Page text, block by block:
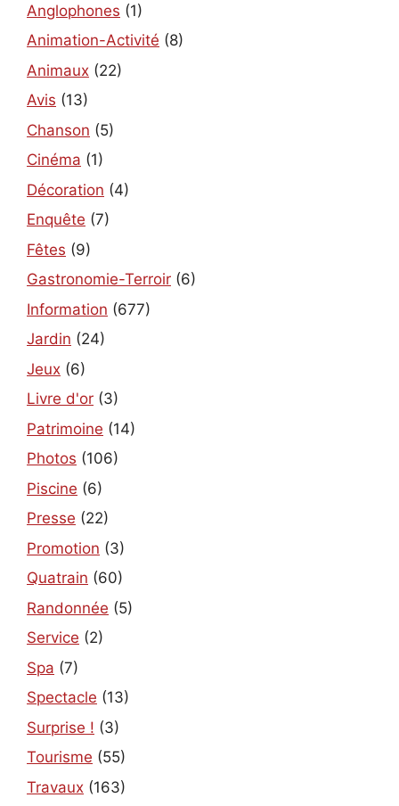
Anglophones (1)
Animation-Activité (8)
Animaux (22)
Avis (13)
Chanson (5)
Cinéma (1)
Décoration (4)
Enquête (7)
Fêtes (9)
Gastronomie-Terroir (6)
Information (677)
Jardin (24)
Jeux (6)
Livre d'or (3)
Patrimoine (14)
Photos (106)
Piscine (6)
Presse (22)
Promotion (3)
Quatrain (60)
Randonnée (5)
Service (2)
Spa (7)
Spectacle (13)
Surprise ! (3)
Tourisme (55)
Travaux (163)